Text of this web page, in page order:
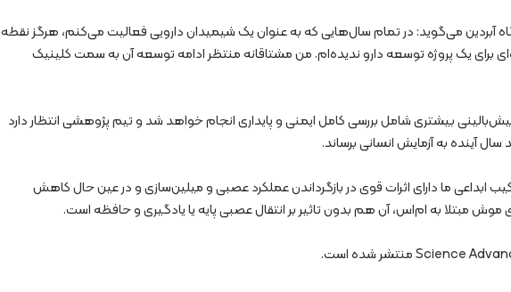
آبردین می‌گوید: در تمام سال‌هایی که به عنوان یک شیمیدان دارویی فعالیت می‌کنم، هرگز نقطه
برای یک پروژه توسعه دارو ندیده‌ام. من مشتاقانه منتظر ادامه توسعه آن به سمت کلینیک
بیشتری شامل بررسی کامل ایمنی و پایداری انجام خواهد شد و تیم پژوهشی انتظار دارد
سال آینده به آزمایش انسانی برساند.
ابداعی ما دارای اثرات قوی در بازگرداندن عملکرد عصبی و میلین‌سازی و در عین حال کاهش
مبتلا به ام‌اس، آن هم بدون تاثیر بر انتقال عصبی پایه یا یادگیری و حافظه است.